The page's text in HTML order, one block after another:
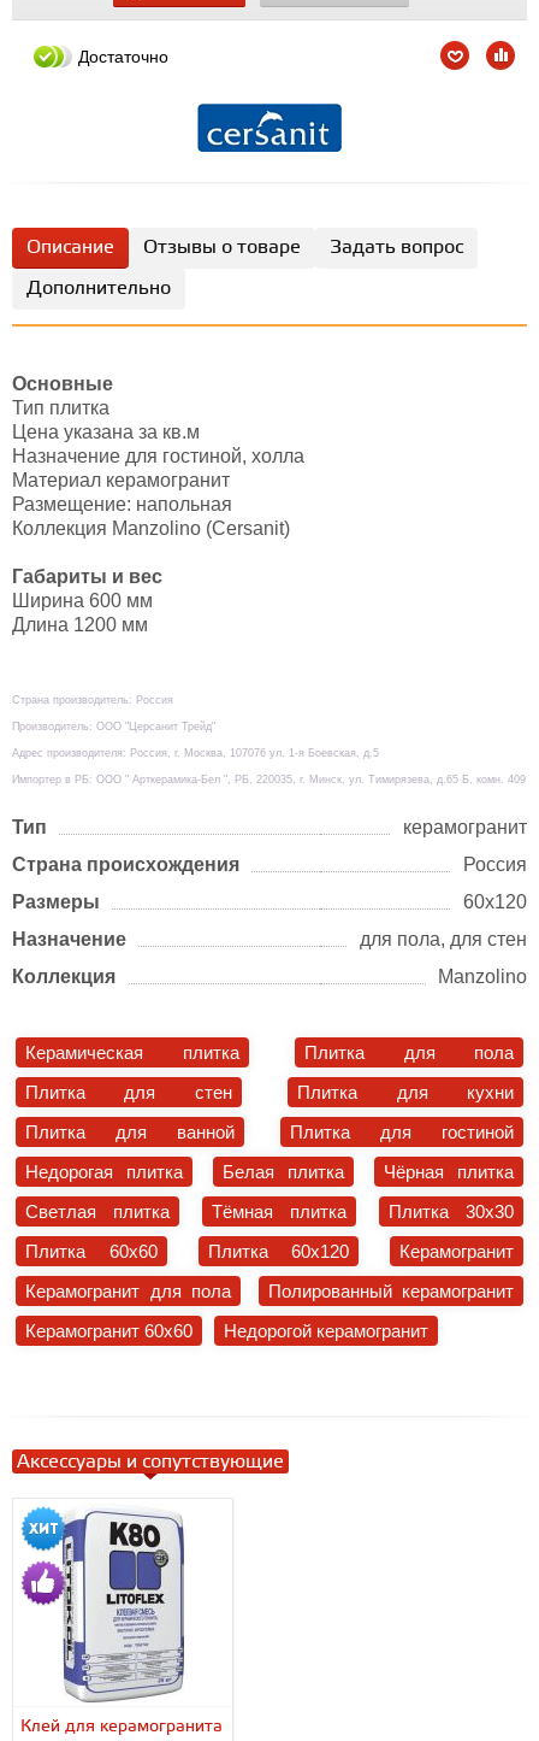
Достаточно
Описание Отзывы о товаре
Задать вопрос
Дополнительно
Основные
Тип плитка
Цена указана за кв.м
Назначение для гостиной, холла
Материал керамогранит
Размещение: напольная
Коллекция Manzolino (Cersanit)
Габариты и вес
Ширина 600 мм
Длина 1200 мм
Страна производитель: Россия
Производитель: ООО "Церсанит Трейд"
Адрес производителя: Россия, г. Москва, 107076 ул. 1-я Боевская, д.5
Импортер в РБ: ООО " Арткерамика-Бел ", РБ, 220035, г. Минск, ул. Тимирязева, д.65 Б, комн. 409
Тип
керамогранит
Страна происхождения
Россия
Размеры
60х120
Назначение
для пола, для стен
Коллекция
Manzolino
Керамическая плитка
Плитка для пола
Плитка для стен
Плитка для кухни
Плитка для ванной
Плитка для гостиной
Недорогая плитка
Белая плитка
Чёрная плитка
Светлая плитка
Тёмная плитка
Плитка 30x30
Плитка 60x60
Плитка 60x120
Керамогранит
Керамогранит для пола
Полированный керамогранит
Керамогранит 60x60
Недорогой керамогранит
Аксессуары и сопутствующие
Клей для керамогранита